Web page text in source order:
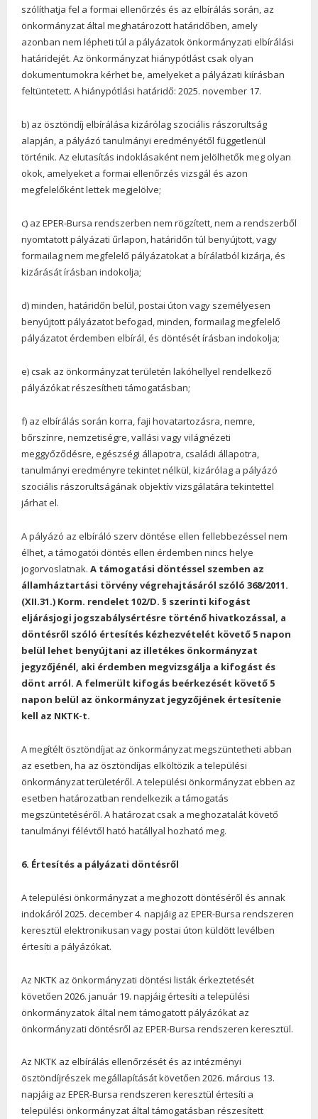
szólíthatja fel a formai ellenőrzés és az elbírálás során, az
önkormányzat által meghatározott határidőben, amely
azonban nem lépheti túl a pályázatok önkormányzati elbírálási
határidejét. Az önkormányzat hiánypótlást csak olyan
dokumentumokra kérhet be, amelyeket a pályázati kiírásban
feltüntetett. A hiánypótlási határidő: 2025. november 17.
b) az ösztöndíj elbírálása kizárólag szociális rászorultság
alapján, a pályázó tanulmányi eredményétől függetlenül
történik. Az elutasítás indoklásaként nem jelölhetők meg olyan
okok, amelyeket a formai ellenőrzés vizsgál és azon
megfelelőként lettek megjelölve;
c) az EPER-Bursa rendszerben nem rögzített, nem a rendszerből
nyomtatott pályázati űrlapon, határidőn túl benyújtott, vagy
formailag nem megfelelő pályázatokat a bírálatból kizárja, és
kizárását írásban indokolja;
d) minden, határidőn belül, postai úton vagy személyesen
benyújtott pályázatot befogad, minden, formailag megfelelő
pályázatot érdemben elbírál, és döntését írásban indokolja;
e) csak az önkormányzat területén lakóhellyel rendelkező
pályázókat részesítheti támogatásban;
f) az elbírálás során korra, faji hovatartozásra, nemre,
bőrszínre, nemzetiségre, vallási vagy világnézeti
meggyőződésre, egészségi állapotra, családi állapotra,
tanulmányi eredményre tekintet nélkül, kizárólag a pályázó
szociális rászorultságának objektív vizsgálatára tekintettel
járhat el.
A pályázó az elbíráló szerv döntése ellen fellebbezéssel nem
élhet, a támogatói döntés ellen érdemben nincs helye
jogorvoslatnak. A támogatási döntéssel szemben az
államháztartási törvény végrehajtásáról szóló 368/2011.
(XII.31.) Korm. rendelet 102/D. § szerinti kifogást
eljárásjogi jogszabálysértésre történő hivatkozással, a
döntésről szóló értesítés kézhezvételét követő 5 napon
belül lehet benyújtani az illetékes önkormányzat
jegyzőjénél, aki érdemben megvizsgálja a kifogást és
dönt arról. A felmerült kifogás beérkezését követő 5
napon belül az önkormányzat jegyzőjének értesítenie
kell az NKTK-t.
A megítélt ösztöndíjat az önkormányzat megszüntetheti abban
az esetben, ha az ösztöndíjas elköltözik a települési
önkormányzat területéről. A települési önkormányzat ebben az
esetben határozatban rendelkezik a támogatás
megszüntetéséről. A határozat csak a meghozatalát követő
tanulmányi félévtől ható hatállyal hozható meg.
6. Értesítés a pályázati döntésről
A települési önkormányzat a meghozott döntéséről és annak
indokáról 2025. december 4. napjáig az EPER-Bursa rendszeren
keresztül elektronikusan vagy postai úton küldött levélben
értesíti a pályázókat.
Az NKTK az önkormányzati döntési listák érkeztetését
követően 2026. január 19. napjáig értesíti a települési
önkormányzatok által nem támogatott pályázókat az
önkormányzati döntésről az EPER-Bursa rendszeren keresztül.
Az NKTK az elbírálás ellenőrzését és az intézményi
ösztöndíjrészek megállapítását követően 2026. március 13.
napjáig az EPER-Bursa rendszeren keresztül értesíti a
települési önkormányzat által támogatásban részesített